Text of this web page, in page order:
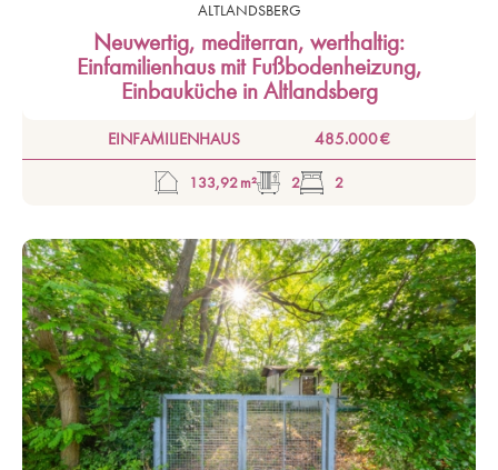
ALTLANDSBERG
Neuwertig, mediterran, werthaltig:
Einfamilienhaus mit Fußbodenheizung,
Einbauküche in Altlandsberg
EINFAMILIENHAUS 485.000 €
133,92 m² 2 2